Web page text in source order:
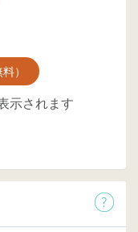
）
示されます